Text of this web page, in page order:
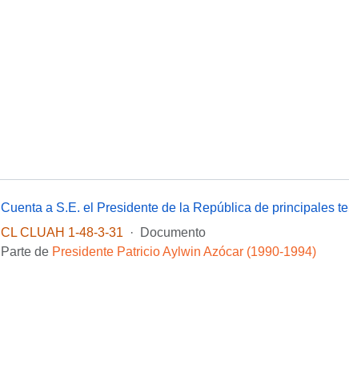
CL CLUAH 1-48-3-31
·
Documento
Parte de Presidente Patricio Aylwin Azócar (1990-1994)